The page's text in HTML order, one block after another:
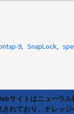
9
SnapLock
サイトはニューラ
されており、ナレッ